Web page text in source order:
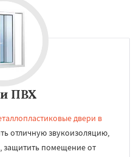
ПВХ
двери в
отличную звукоизоляцию,
защитить помещение от